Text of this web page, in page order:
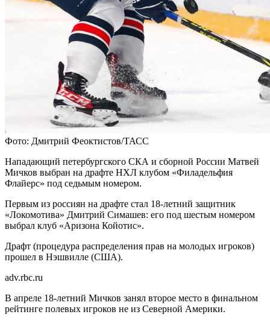
Фото: Дмитрий Феоктистов/ТАСС
Нападающий петербургского СКА и сборной России Матвей
Мичков выбран на драфте НХЛ клубом «Филадельфия
Флайерс» под седьмым номером.
Первым из россиян на драфте стал 18-летний защитник
«Локомотива» Дмитрий Симашев: его под шестым номером
выбрал клуб «Аризона Койотис».
Драфт (процедура распределения прав на молодых игроков)
прошел в Нэшвилле (США).
adv.rbc.ru
В апреле 18-летний Мичков занял второе место в финальном
рейтинге полевых игроков не из Северной Америки.